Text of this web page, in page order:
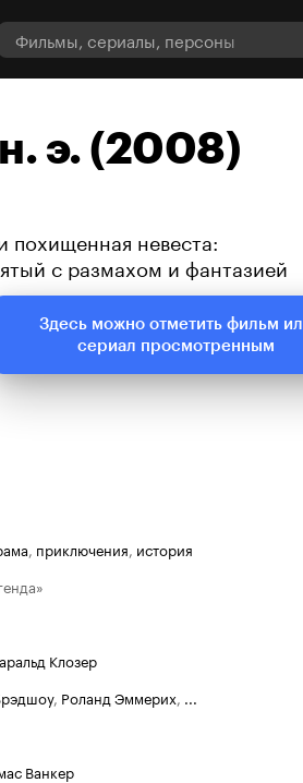
э. (2008)
невеста:
с размахом и фантазией
, приключения, история
Клозер
, Роланд Эммерих, ...
Ванкер
Здесь можно отметить фильм
сериал просмотренным